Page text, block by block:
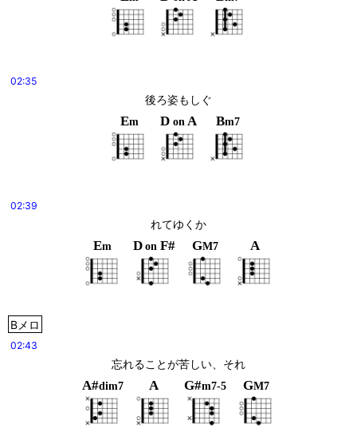
02:35
後ろ姿もしぐ
Em D on A Bm7
02:39
れてゆくか
Em D on F# GM7 A
Bメロ
02:43
忘れることが苦しい、それ
A#dim7 A G#m7-5 GM7